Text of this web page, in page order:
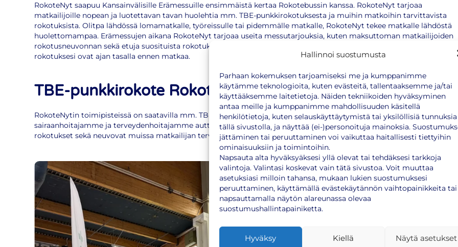
Hallinnoi suostumusta
Parhaan kokemuksen tarjoamiseksi me ja kumppanimme
käytämme teknologioita, kuten evästeitä, tallentaaksemme ja/tai
käyttääksemme laitetietoja. Näiden tekniikoiden hyväksyminen
antaa meille ja kumppanimme mahdollisuuden käsitellä
henkilötietoja, kuten selauskäyttäytymistä tai yksilöllisiä tunnuksia
tällä sivustolla, ja näyttää (ei-)personoituja mainoksia.
jättäminen tai peruuttaminen voi vaikuttaa haitallisesti tiettyihin
ominaisuuksiin ja toimintoihin.
Napsauta alta hyväksyäksesi yllä olevat tai tehdäksesi tarkkoja
valintoja. Valintasi koskevat vain tätä sivustoa. Voit muuttaa
asetuksiasi milloin tahansa, mukaan lukien suostumuksesi
peruuttaminen, käyttämällä evästekäytännön vaihtopainikkeita tai
napsauttamalla näytön alareunassa olevaa
suostumushallintapainiketta.
Hyväksy Kiellä Näytä asetukset
RokoteNyt saapuu Kansainvälisille Erämessuille ensimmäistä kertaa Rokotebussin kanssa. RokoteNyt tarjoaa
matkailijoille nopean ja luotettavan tavan huolehtia mm. TBE-punkkirokotuksesta ja muihin matkoihin tarvittavista
rokotuksista. Olitpa lähdössä lomamatkalle, työreissulle tai pidemmälle matkalle, RokoteNyt tekee matkalle lähdöstä
huolettomampaa. Erämessujen aikana RokoteNyt tarjoaa useita messutarjouksia, kuten maksuttoman matkailijoiden
rokotusneuvonnan sekä etuja suosituista rokotuksista. Tule tapaamaan asiantuntijoitamme ja varmista, että
rokotuksesi ovat ajan tasalla ennen matkaa.
TBE-punkkirokote RokoteNyt toimipisteistä
RokoteNytin toimipisteissä on saatavilla mm. TBE-punkkirokotuksetilman ajanvarausta. Asiantuntevat
sairaanhoitajamme ja terveydenhoitajamme auttavat valitsemaan matkakohteeseesi ja harrastuksiisi sopivat
rokotukset sekä neuvovat muissa matkailijan terveyteen liittyvissä asioissa.